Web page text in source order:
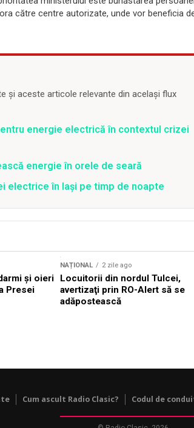
către centre autorizate, unde vor beneficia
și aceste articole relevante din același flux
energie electrică în contextul crizei
energie în orele de seară
electrice în Iași pe timp de noapte
și oieri
Presei
NAȚIONAL 2 zile ago
Locuitorii din nordul Tulcei,
avertizaţi prin RO-Alert să se
adăpostească
Cum ascult Radio Clasic? Codul de